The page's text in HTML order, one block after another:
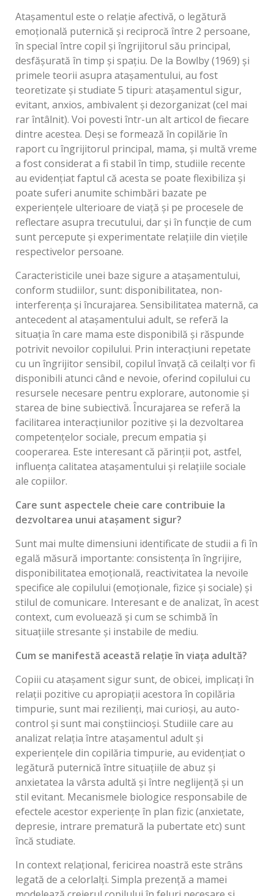
Atașamentul este o relație afectivă, o legătură
emoțională puternică și reciprocă între 2 persoane,
în special între copil și îngrijitorul său principal,
desfășurată în timp și spațiu. De la Bowlby (1969) și
primele teorii asupra atașamentului, au fost
teoretizate și studiate 5 tipuri: atașamentul sigur,
evitant, anxios, ambivalent și dezorganizat (cel mai
rar întâlnit). Voi povesti într-un alt articol de fiecare
dintre acestea. Deși se formează în copilărie în
raport cu îngrijitorul principal, mama, și multă vreme
a fost considerat a fi stabil în timp, studiile recente
au evidențiat faptul că acesta se poate flexibiliza și
poate suferi anumite schimbări bazate pe
experiențele ulterioare de viață și pe procesele de
reflectare asupra trecutului, dar și în funcție de cum
sunt percepute și experimentate relațiile din viețile
respectivelor persoane.
Caracteristicile unei baze sigure a atașamentului,
conform studiilor, sunt: disponibilitatea, non-
interferența și încurajarea. Sensibilitatea maternă, ca
antecedent al atașamentului adult, se referă la
situația în care mama este disponibilă și răspunde
potrivit nevoilor copilului. Prin interacțiuni repetate
cu un îngrijitor sensibil, copilul învață că ceilalți vor fi
disponibili atunci când e nevoie, oferind copilului cu
resursele necesare pentru explorare, autonomie și
starea de bine subiectivă. Încurajarea se referă la
facilitarea interacțiunilor pozitive și la dezvoltarea
competențelor sociale, precum empatia și
cooperarea. Este interesant că părinții pot, astfel,
influența calitatea atașamentului și relațiile sociale
ale copiilor.
Care sunt aspectele cheie care contribuie la
dezvoltarea unui atașament sigur?
Sunt mai multe dimensiuni identificate de studii a fi în
egală măsură importante: consistența în îngrijire,
disponibilitatea emoțională, reactivitatea la nevoile
specifice ale copilului (emoționale, fizice și sociale) și
stilul de comunicare. Interesant e de analizat, în acest
context, cum evoluează și cum se schimbă în
situațiile stresante și instabile de mediu.
Cum se manifestă această relație în viața adultă?
Copiii cu atașament sigur sunt, de obicei, implicați în
relații pozitive cu apropiații acestora în copilăria
timpurie, sunt mai rezilienți, mai curioși, au auto-
control și sunt mai conștiincioși. Studiile care au
analizat relația între atașamentul adult și
experiențele din copilăria timpurie, au evidențiat o
legătură puternică între situațiile de abuz și
anxietatea la vârsta adultă și între neglijență și un
stil evitant. Mecanismele biologice responsabile de
efectele acestor experiențe în plan fizic (anxietate,
depresie, intrare prematură la pubertate etc) sunt
încă studiate.
In context relațional, fericirea noastră este strâns
legată de a celorlalți. Simpla prezență a mamei